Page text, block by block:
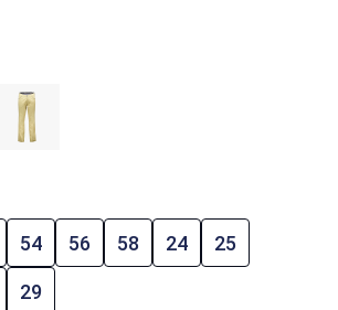
54 56 58 24 25
29